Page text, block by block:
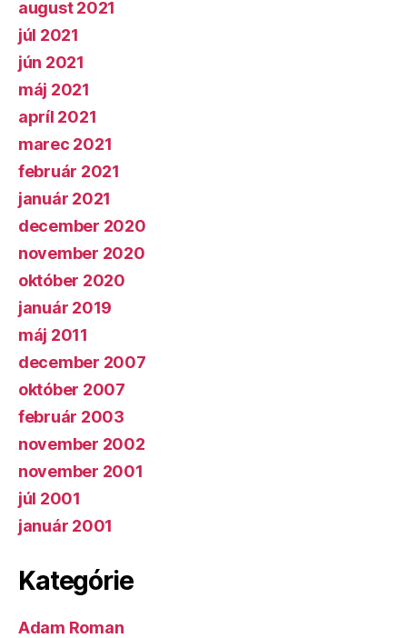
august 2021
júl 2021
jún 2021
máj 2021
apríl 2021
marec 2021
február 2021
január 2021
december 2020
november 2020
október 2020
január 2019
máj 2011
december 2007
október 2007
február 2003
november 2002
november 2001
júl 2001
január 2001
Kategórie
Adam Roman